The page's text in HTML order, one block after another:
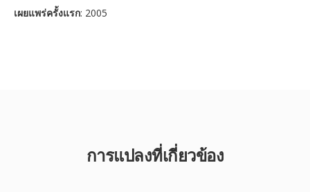
เผยแพร่ครั้งแรก: 2005
การแปลงที่เกี่ยวข้อง